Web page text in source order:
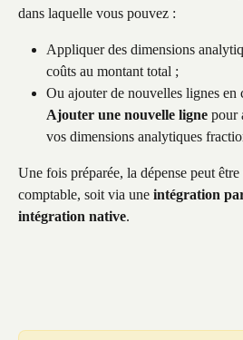
dans laquelle vous pouvez :
Appliquer des dimensions
coûts au montant total ;
Ou ajouter de nouvelles lignes en
Ajouter une nouvelle ligne pour
vos dimensions analytiques
Une fois préparée, la dépense peut
comptable, soit via une intégration
intégration native.